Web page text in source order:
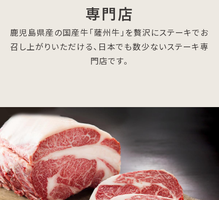
専門店
鹿児島県産の国産牛「薩州牛」を贅沢にステーキでお
召し上がりいただける、日本でも数少ないステーキ専
門店です。